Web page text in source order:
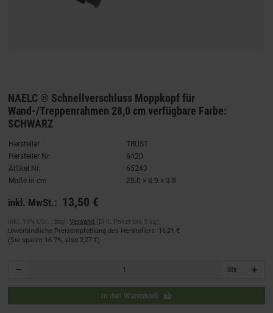
NAELC ® Schnellverschluss Moppkopf für
Wand-/Treppenrahmen 28,0 cm verfügbare Farbe:
SCHWARZ
Hersteller
TRUST
Hersteller Nr.
6420
Artikel Nr.
65243
Maße in cm
28.0 × 8.9 × 3.8
inkl. MwSt.: 13,50 €
inkl. 19% USt. , zzgl. Versand (DHL Paket bis 5 kg)
Unverbindliche Preisempfehlung des Herstellers: 16,21 €
(Sie sparen 16.7%, also 2,27 €)
Stk
In den Warenkorb